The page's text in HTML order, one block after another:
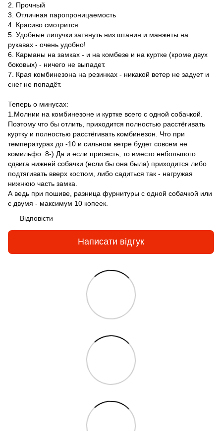
2. Прочный
3. Отличная паропроницаемость
4. Красиво смотрится
5. Удобные липучки затянуть низ штанин и манжеты на
рукавах - очень удобно!
6. Карманы на замках - и на комбезе и на куртке (кроме двух
боковых) - ничего не выпадет.
7. Края комбинезона на резинках - никакой ветер не задует и
снег не попадёт.
Теперь о минусах:
1.Молнии на комбинезоне и куртке всего с одной собачкой.
Поэтому что бы отлить, приходится полностью расстёгивать
куртку и полностью расстёгивать комбинезон. Что при
температурах до -10 и сильном ветре будет совсем не
комильфо. 8-) Да и если присесть, то вместо небольшого
сдвига нижней собачки (если бы она была) приходится либо
подтягивать вверх костюм, либо садиться так - нагружая
нижнюю часть замка.
А ведь при пошиве, разница фурнитуры с одной собачкой или
с двумя - максимум 10 копеек.
Відповісти
Написати відгук